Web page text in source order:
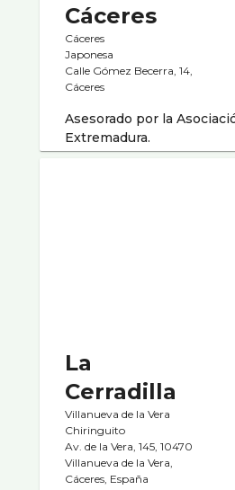
Cáceres
Cáceres
Japonesa
Calle Gómez Becerra, 14,
Cáceres
Asesorado por la
Extremadura.
La
Cerradilla
Villanueva de la Vera
Chiringuito
Av. de la Vera, 145, 10470
Villanueva de la Vera,
Cáceres, España